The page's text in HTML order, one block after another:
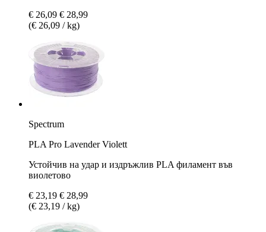
€ 26,09 € 28,99
(€ 26,09 / kg)
Spectrum
PLA Pro Lavender Violett
Устойчив на удар и издръжлив PLA филамент във
виолетово
€ 23,19 € 28,99
(€ 23,19 / kg)